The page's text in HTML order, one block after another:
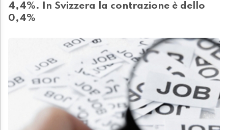
4,4%. In Svizzera la contrazione è dello
0,4%